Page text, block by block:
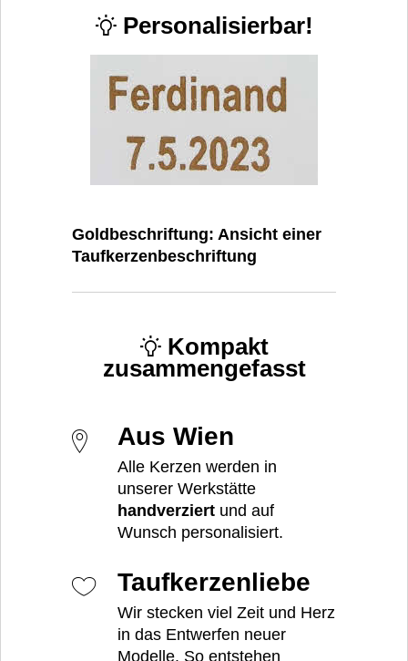
Personalisierbar!
Goldbeschriftung: Ansicht einer
Taufkerzenbeschriftung
Kompakt
zusammengefasst
Aus Wien
Alle Kerzen werden in
unserer Werkstätte
handverziert und auf
Wunsch personalisiert.
Taufkerzenliebe
Wir stecken viel Zeit und Herz
in das Entwerfen neuer
Modelle. So entstehen